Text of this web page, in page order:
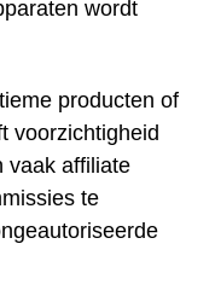
wordt
producten of
voorzichtigheid
vaak affiliate
te